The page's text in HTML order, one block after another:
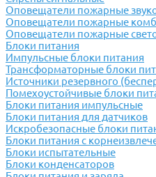
Оповещатели пожарные
Оповещатели пожарные
Оповещатели пожарные
Блоки питания
Импульсные блоки питания
Трансформаторные блоки
Источники резервного
Помехоустойчивые блоки
Блоки питания импульсные
Блоки питания для датчиков
Искробезопасные блоки
Блоки питания с
Блоки испытательные
Блоки конденсаторов